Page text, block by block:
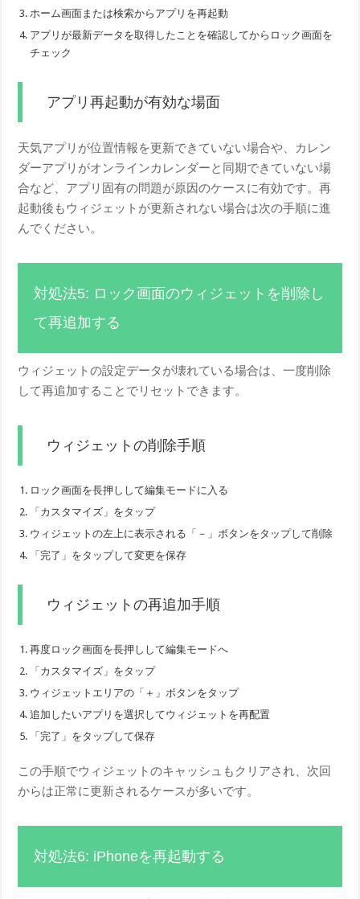
ホーム画面または検索からアプリを再起動
アプリが最新データを取得したことを確認してからロック画面を
チェック
アプリ再起動が有効な場面
天気アプリが位置情報を更新できていない場合や、カレン
ダーアプリがオンラインカレンダーと同期できていない場
合など、アプリ固有の問題が原因のケースに有効です。再
起動後もウィジェットが更新されない場合は次の手順に進
んでください。
対処法5: ロック画面のウィジェットを削除し
て再追加する
ウィジェットの設定データが壊れている場合は、一度削除
して再追加することでリセットできます。
ウィジェットの削除手順
ロック画面を長押しして編集モードに入る
「カスタマイズ」をタップ
ウィジェットの左上に表示される「－」ボタンをタップして削除
「完了」をタップして変更を保存
ウィジェットの再追加手順
再度ロック画面を長押しして編集モードへ
「カスタマイズ」をタップ
ウィジェットエリアの「＋」ボタンをタップ
追加したいアプリを選択してウィジェットを再配置
「完了」をタップして保存
この手順でウィジェットのキャッシュもクリアされ、次回
からは正常に更新されるケースが多いです。
対処法6: iPhoneを再起動する